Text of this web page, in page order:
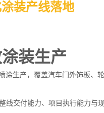
装产线落地
装生产
涂生产，覆盖汽车门外饰板、
线交付能力、项目执行能力与